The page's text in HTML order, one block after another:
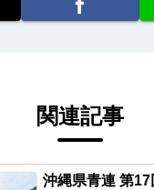
関連記事
沖縄県青連 第17回 親睦ゴルフ大